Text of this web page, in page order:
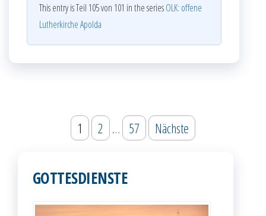
This entry is Teil 105 von 101 in the seriesOLK: offene
Lutherkirche Apolda
Seitennummerierung
1 2 … 57 Nächste
GOTTESDIENSTE